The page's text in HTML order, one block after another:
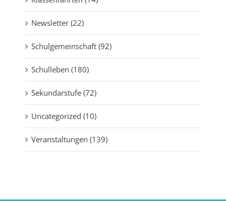
Newsletter (22)
Schulgemeinschaft (92)
Schulleben (180)
Sekundarstufe (72)
Uncategorized (10)
Veranstaltungen (139)